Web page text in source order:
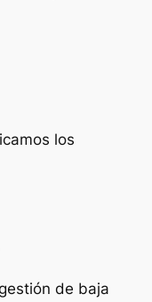
los
de baja